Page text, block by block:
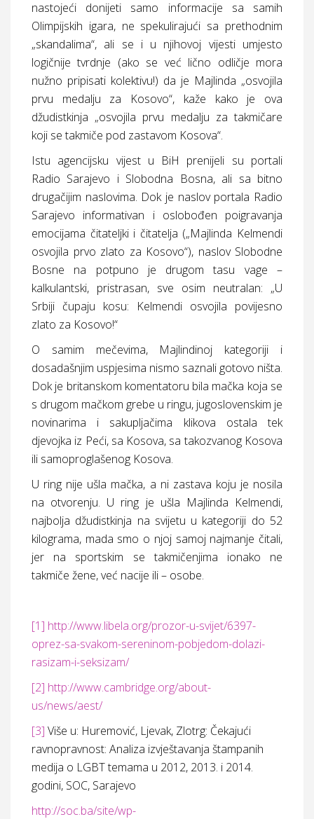
nastojeći donijeti samo informacije sa samih
Olimpijskih igara, ne spekulirajući sa prethodnim
„skandalima“, ali se i u njihovoj vijesti umjesto
logičnije tvrdnje (ako se već lično odličje mora
nužno pripisati kolektivu!) da je Majlinda „osvojila
prvu medalju za Kosovo“, kaže kako je ova
džudistkinja „osvojila prvu medalju za takmičare
koji se takmiče pod zastavom Kosova“.
Istu agencijsku vijest u BiH prenijeli su portali
Radio Sarajevo i Slobodna Bosna, ali sa bitno
drugačijim naslovima. Dok je naslov portala Radio
Sarajevo informativan i oslobođen poigravanja
emocijama čitateljki i čitatelja („Majlinda Kelmendi
osvojila prvo zlato za Kosovo“), naslov Slobodne
Bosne na potpuno je drugom tasu vage –
kalkulantski, pristrasan, sve osim neutralan: „U
Srbiji čupaju kosu: Kelmendi osvojila povijesno
zlato za Kosovo!“
O samim mečevima, Majlindinoj kategoriji i
dosadašnjim uspjesima nismo saznali gotovo ništa.
Dok je britanskom komentatoru bila mačka koja se
s drugom mačkom grebe u ringu, jugoslovenskim je
novinarima i sakupljačima klikova ostala tek
djevojka iz Peći, sa Kosova, sa takozvanog Kosova
ili samoproglašenog Kosova.
U ring nije ušla mačka, a ni zastava koju je nosila
na otvorenju. U ring je ušla Majlinda Kelmendi,
najbolja džudistkinja na svijetu u kategoriji do 52
kilograma, mada smo o njoj samoj najmanje čitali,
jer na sportskim se takmičenjima ionako ne
takmiče žene, već nacije ili – osobe.
[1] http://www.libela.org/prozor-u-svijet/6397-
oprez-sa-svakom-sereninom-pobjedom-dolazi-
rasizam-i-seksizam/
[2] http://www.cambridge.org/about-
us/news/aest/
[3] Više u: Huremović, Ljevak, Zlotrg: Čekajući
ravnopravnost: Analiza izvještavanja štampanih
medija o LGBT temama u 2012, 2013. i 2014.
godini, SOC, Sarajevo
http://soc.ba/site/wp-